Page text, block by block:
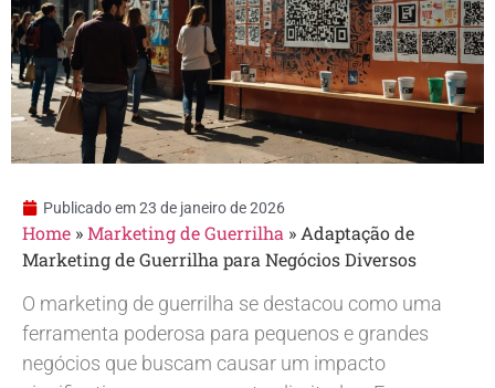
Publicado em23 de janeiro de 2026
Home »Marketing de Guerrilha » Adaptação de
Marketing de Guerrilha para Negócios Diversos
O marketing de guerrilha se destacou como uma
ferramenta poderosa para pequenos e grandes
negócios que buscam causar um impacto